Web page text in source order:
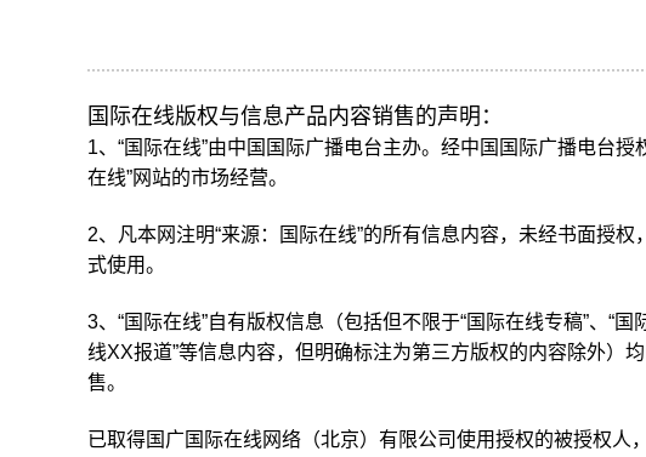
国际在线版权与信息产品内容销售的声明：
1、“国际在线”由中国国际广播电台主办。经中国国际广播电台
在线”网站的市场经营。
2、凡本网注明“来源：国际在线”的所有信息内容，未经书面授
式使用。
3、“国际在线”自有版权信息（包括但不限于“国际在线专稿”、“国
线XX报道”等信息内容，但明确标注为第三方版权的内容除外）
售。
已取得国广国际在线网络（北京）有限公司使用授权的被授权